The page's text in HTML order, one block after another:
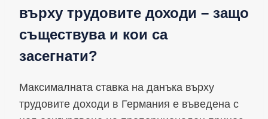
върху трудовите доходи – защо
съществува и кои са
засегнати?
Максималната ставка на данъка върху
трудовите доходи в Германия е въведена с